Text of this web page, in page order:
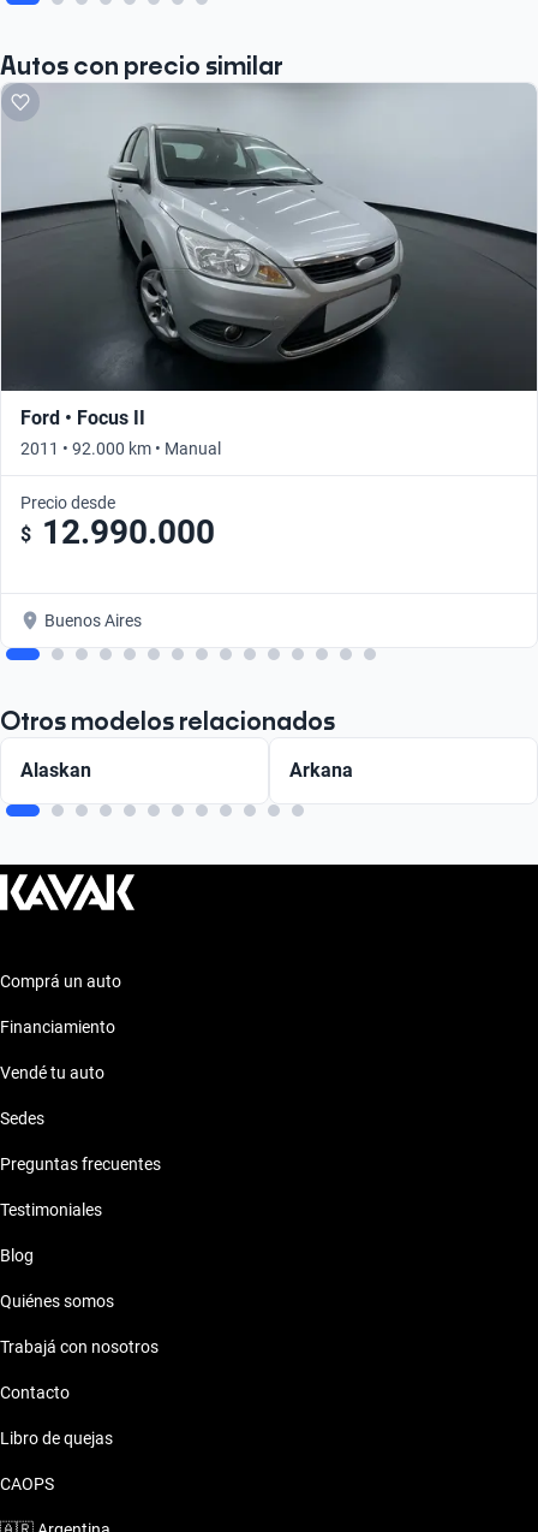
Autos con precio similar
Ford • Focus II
2011 • 92.000 km • Manual
Precio desde
$ 12.990.000
Buenos Aires
Otros modelos relacionados
Alaskan Arkana
Comprá un auto
Financiamiento
Vendé tu auto
Sedes
Preguntas frecuentes
Testimoniales
Blog
Quiénes somos
Trabajá con nosotros
Contacto
Libro de quejas
CAOPS